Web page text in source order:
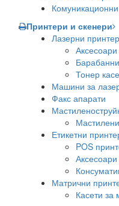
Принтери и скенери
Лазерни
Тонер
Машини за
Факс апарати
Етикетни
POS
Матрични
Касети за